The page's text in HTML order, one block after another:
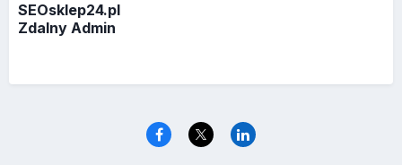
SEOsklep24.pl
Zdalny Admin